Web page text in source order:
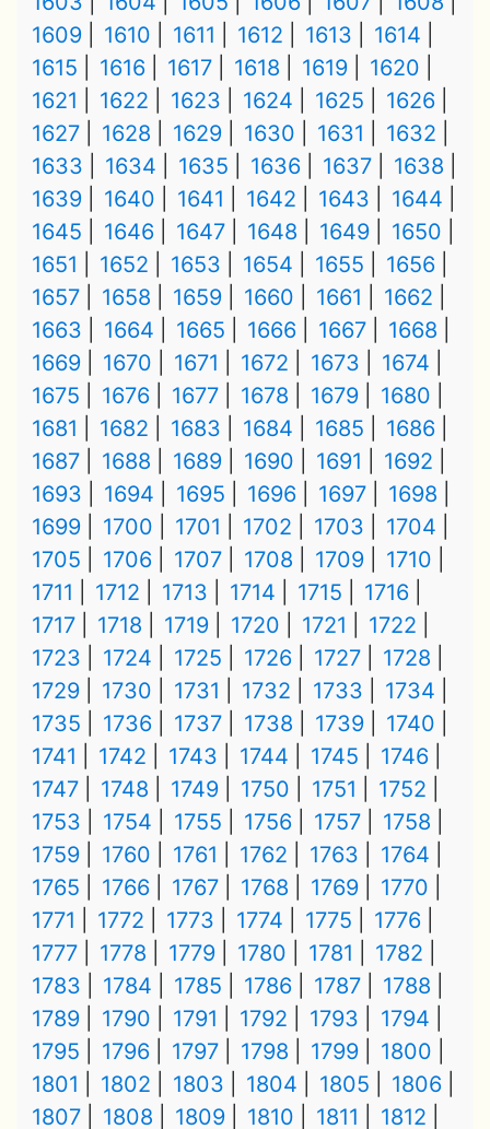
1609
1610 1611 1612 1613
1614
1615
1616 1617 1618 1619
1620
1621
1622 1623 1624 1625
1626
1627
1628 1629 1630 1631
1632
1633
1634 1635 1636 1637
1638
1639
1640 1641 1642 1643
1644
1645
1646 1647 1648 1649
1650
1651
1652 1653 1654 1655
1656
1657
1658 1659 1660 1661
1662
1663
1664 1665 1666 1667
1668
1669
1670 1671 1672 1673
1674
1675
1676 1677 1678 1679
1680
1681
1682 1683 1684 1685
1686
1687
1688 1689 1690 1691
1692
1693
1694 1695 1696 1697
1698
1699
1700 1701 1702 1703
1704
1705
1706 1707 1708 1709
1710
1711
1712 1713 1714 1715
1716
1717
1718 1719 1720 1721
1722
1723
1724 1725 1726 1727
1728
1729
1730 1731 1732 1733
1734
1735
1736 1737 1738 1739
1740
1741
1742 1743 1744 1745
1746
1747
1748 1749 1750 1751
1752
1753
1754 1755 1756 1757
1758
1759
1760 1761 1762 1763
1764
1765
1766 1767 1768 1769
1770
1771
1772 1773 1774 1775
1776
1777
1778 1779 1780 1781
1782
1783
1784 1785 1786 1787
1788
1789
1790 1791 1792 1793
1794
1795
1796 1797 1798 1799
1800
1801
1802 1803 1804 1805
1806
1807
1808 1809 1810 1811
1812